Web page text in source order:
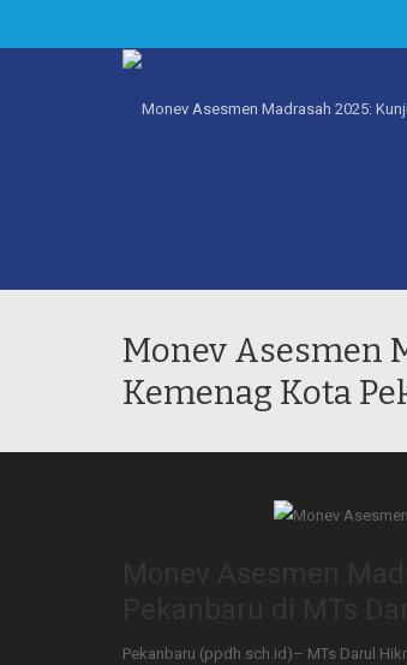
Monev Asesmen
Kemenag Kota
Pekanbaru (ppdh.sch.id)– MTs Darul